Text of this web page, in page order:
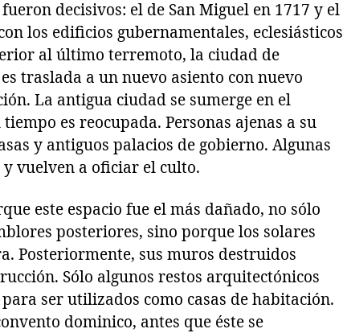
decisivos: el de San Miguel en 1717 y el
los edificios gubernamentales, eclesiásticos
al último terremoto, la ciudad de
traslada a un nuevo asiento con nuevo
La antigua ciudad se sumerge en el
es reocupada. Personas ajenas a su
y antiguos palacios de gobierno. Algunas
vuelven a oficiar el culto.
este espacio fue el más dañado, no sólo
posteriores, sino porque los solares
Posteriormente, sus muros destruidos
Sólo algunos restos arquitectónicos
ser utilizados como casas de habitación.
dominico, antes que éste se